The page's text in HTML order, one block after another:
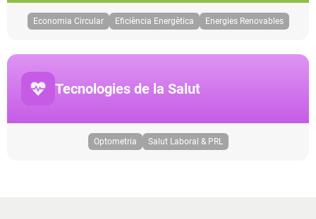
Economia Circular Eficiència Energètica Energies Renovables
Tecnologies de la Salut
Optometria Salut Laboral & PRL